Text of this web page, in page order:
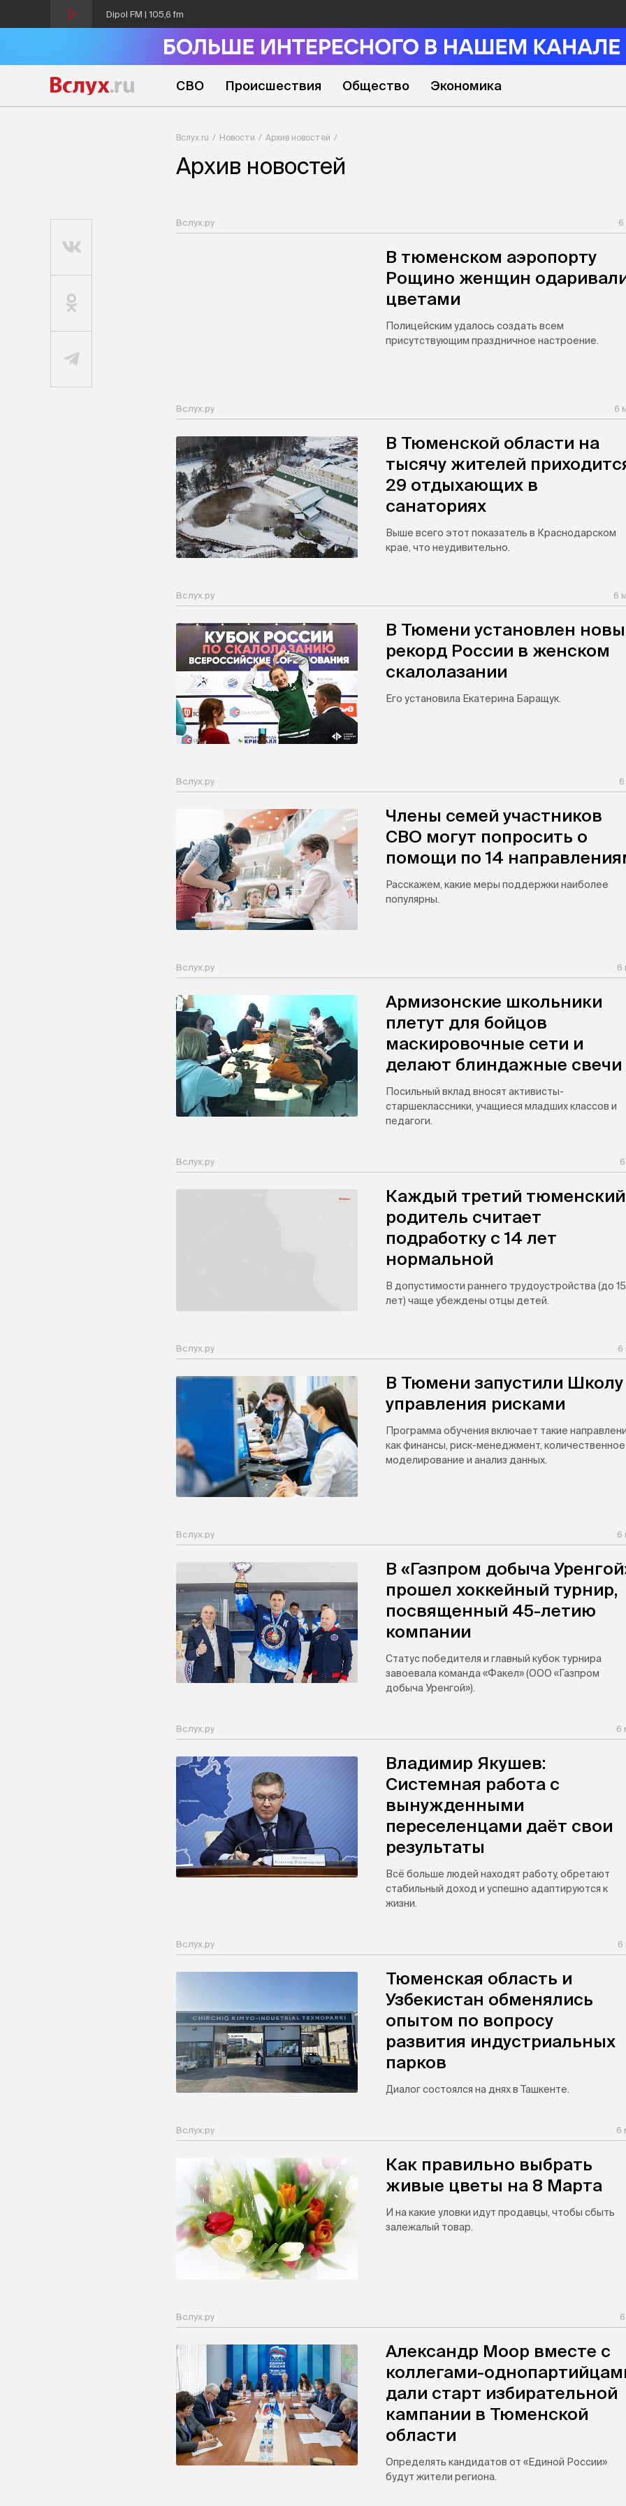
Dipol FM | 105,6 fm
СВО Происшествия Общество Экономика
Вслух.ru Новости Архив новостей
Архив новостей
Вслух.ру 6
В тюменском аэропорту
Рощино женщин
цветами
Полицейским удалось создать всем
присутствующим праздничное настроение.
Вслух.ру 6
В Тюменской области на
тысячу жителей
29 отдыхающих в
санаториях
Выше всего этот показатель в Краснодарском
крае, что неудивительно.
Вслух.ру 6
В Тюмени установлен
рекорд России в женском
скалолазании
Его установила Екатерина Баращук.
Вслух.ру
Члены семей участников
СВО могут попросить о
помощи по 14
Расскажем, какие меры поддержки наиболее
популярны.
Вслух.ру 6
Армизонские школьники
плетут для бойцов
маскировочные сети и
делают блиндажные свечи
Посильный вклад вносят активисты-
старшеклассники, учащиеся младших классов и
педагоги.
Вслух.ру
Каждый третий тюменский
родитель считает
подработку с 14 лет
нормальной
В допустимости раннего трудоустройства (до 15
лет) чаще убеждены отцы детей.
Вслух.ру 6
В Тюмени запустили Школу
управления рисками
Программа обучения включает такие
как финансы, риск-менеджмент, количественное
моделирование и анализ данных.
Вслух.ру 6
В «Газпром добыча
прошел хоккейный турнир,
посвященный 45-летию
компании
Статус победителя и главный кубок турнира
завоевала команда «Факел» (ООО «Газпром
добыча Уренгой»).
Вслух.ру 6
Владимир Якушев:
Системная работа с
вынужденными
переселенцами даёт свои
результаты
Всё больше людей находят работу, обретают
стабильный доход и успешно адаптируются к
жизни.
Вслух.ру 6
Тюменская область и
Узбекистан обменялись
опытом по вопросу
развития индустриальных
парков
Диалог состоялся на днях в Ташкенте.
Вслух.ру 6
Как правильно выбрать
живые цветы на 8 Марта
И на какие уловки идут продавцы, чтобы сбыть
залежалый товар.
Вслух.ру
Александр Моор вместе с
коллегами-
дали старт избирательной
кампании в Тюменской
области
Определять кандидатов от «Единой России»
будут жители региона.